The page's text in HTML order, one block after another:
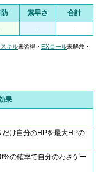
素早さ
合計
- - -
キル未習得・ EXロール未解放・
果
け自分のHPを最大HPの
の確率で自分のわざゲー